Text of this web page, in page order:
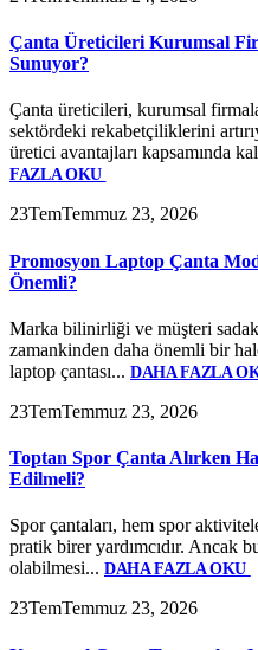
Çanta Üreticileri Kurumsal
Sunuyor?
Çanta üreticileri, kurumsal
sektördeki rekabetçiliklerini
üretici avantajları kapsamında
FAZLA OKU
23TemTemmuz 23, 2026
Promosyon Laptop Çanta
Önemli?
Marka bilinirliği ve müşteri
zamankinden daha önemli bir
laptop çantası... DAHA FAZLA
23TemTemmuz 23, 2026
Toptan Spor Çanta Alırken
Edilmeli?
Spor çantaları, hem spor
pratik birer yardımcıdır. Ancak
olabilmesi... DAHA FAZLA OKU
23TemTemmuz 23, 2026